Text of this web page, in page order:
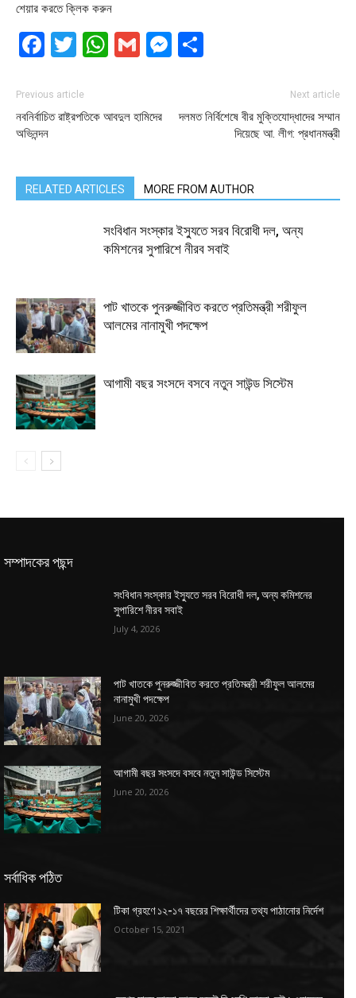
শেয়ার করতে ক্লিক করুন
Facebook
Twitter
WhatsApp
GmailMessenger
Previous article
নবনির্বাচিত রাষ্ট্রপতিকে আবদুল হামিদের
অভিনন্দন
Next article
দলমত নির্বিশেষে বীর মুক্তিযোদ্ধাদের সম্মান
দিয়েছে আ. লীগ: প্রধানমন্ত্রী
RELATED ARTICLES MORE FROM AUTHOR
সংবিধান সংস্কার ইস্যুতে সরব বিরোধী দল, অন্য
কমিশনের সুপারিশে নীরব সবাই
পাট খাতকে পুনরুজ্জীবিত করতে প্রতিমন্ত্রী শরীফুল
আলমের নানামুখী পদক্ষেপ
আগামী বছর সংসদে বসবে নতুন সাউন্ড সিস্টেম
সম্পাদকের পছন্দ
সংবিধান সংস্কার ইস্যুতে সরব বিরোধী দল, অন্য কমিশনের
সুপারিশে নীরব সবাই
July 4, 2026
পাট খাতকে পুনরুজ্জীবিত করতে প্রতিমন্ত্রী শরীফুল আলমের
নানামুখী পদক্ষেপ
June 20, 2026
আগামী বছর সংসদে বসবে নতুন সাউন্ড সিস্টেম
June 20, 2026
সর্বাধিক পঠিত
টিকা গ্রহণে ১২-১৭ বছরের শিক্ষার্থীদের তথ্য পাঠানোর নির্দেশ
October 15, 2021